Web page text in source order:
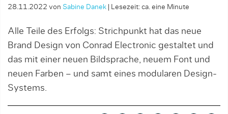
28.11.2022 von Sabine Danek Lesezeit: ca. eine Minute
Alle Teile des Erfolgs: Strichpunkt hat das neue
Brand Design von Conrad Electronic gestaltet und
das mit einer neuen Bildsprache, neuem Font und
neuen Farben – und samt eines modularen Design-
Systems.